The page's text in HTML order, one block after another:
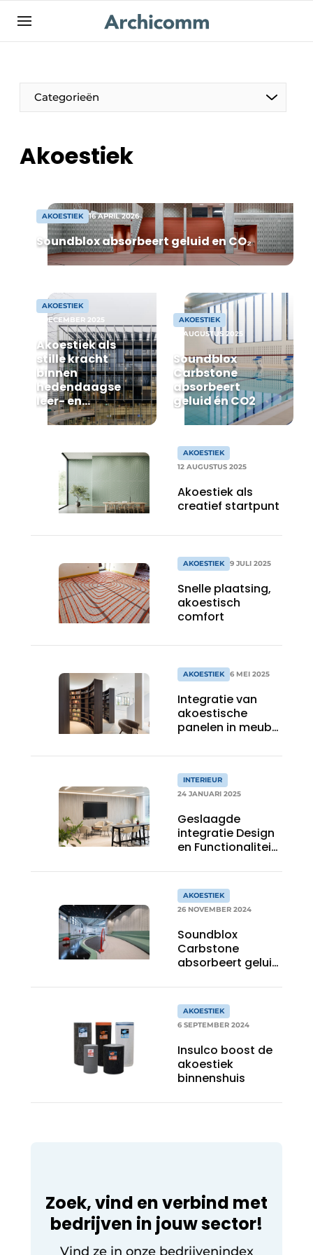
NL be-FR
Categorieën
Akoestiek
AKOESTIEK 16 APRIL 2026
Soundblox absorbeert geluid en CO₂
AKOESTIEK
5 DECEMBER 2025
Akoestiek als
stille kracht
binnen
hedendaagse
leer- en
werkomgevingen
AKOESTIEK
18 AUGUSTUS 2025
Soundblox
Carbstone
absorbeert
geluid én CO2
AKOESTIEK
12 AUGUSTUS 2025
Akoestiek als
creatief startpunt
AKOESTIEK 9 JULI 2025
Snelle plaatsing,
akoestisch
comfort
AKOESTIEK 6 MEI 2025
Integratie van
akoestische
panelen in meubel
INTERIEUR
24 JANUARI 2025
Geslaagde
integratie Design
en Functionaliteit
kantoren Eubelius
Kortrijk met
akoestische
integratie panelen
in meubel en
wand
AKOESTIEK
26 NOVEMBER 2024
Soundblox
Carbstone
absorbeert geluid
AKOESTIEK
6 SEPTEMBER 2024
Insulco boost de
akoestiek
binnenshuis
Zoek, vind en verbind met
bedrijven in jouw sector!
Vind ze in onze bedrijvenindex